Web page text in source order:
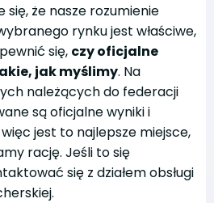
że nasze rozumienie
rynku jest właściwe,
się, czy oficjalne
jak myślimy. Na
należących do federacji
są oficjalne wyniki i
jest to najlepsze miejsce,
rację. Jeśli to się
się z działem obsługi